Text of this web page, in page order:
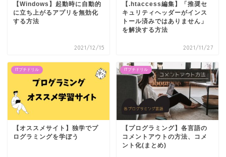
【Windows】起動時に自動的
に立ち上がるアプリを無効化
する方法
2021/12/15
【.htaccess編集】「推奨セ
キュリティヘッダーがインス
トール済みではありません」
を解決する方法
2021/11/27
ITプチドリル
【オススメサイト】独学でプ
ログラミングを学ぼう
ITプチドリル
【プログラミング】各言語の
コメントアウトの方法、コメ
ント化(まとめ)